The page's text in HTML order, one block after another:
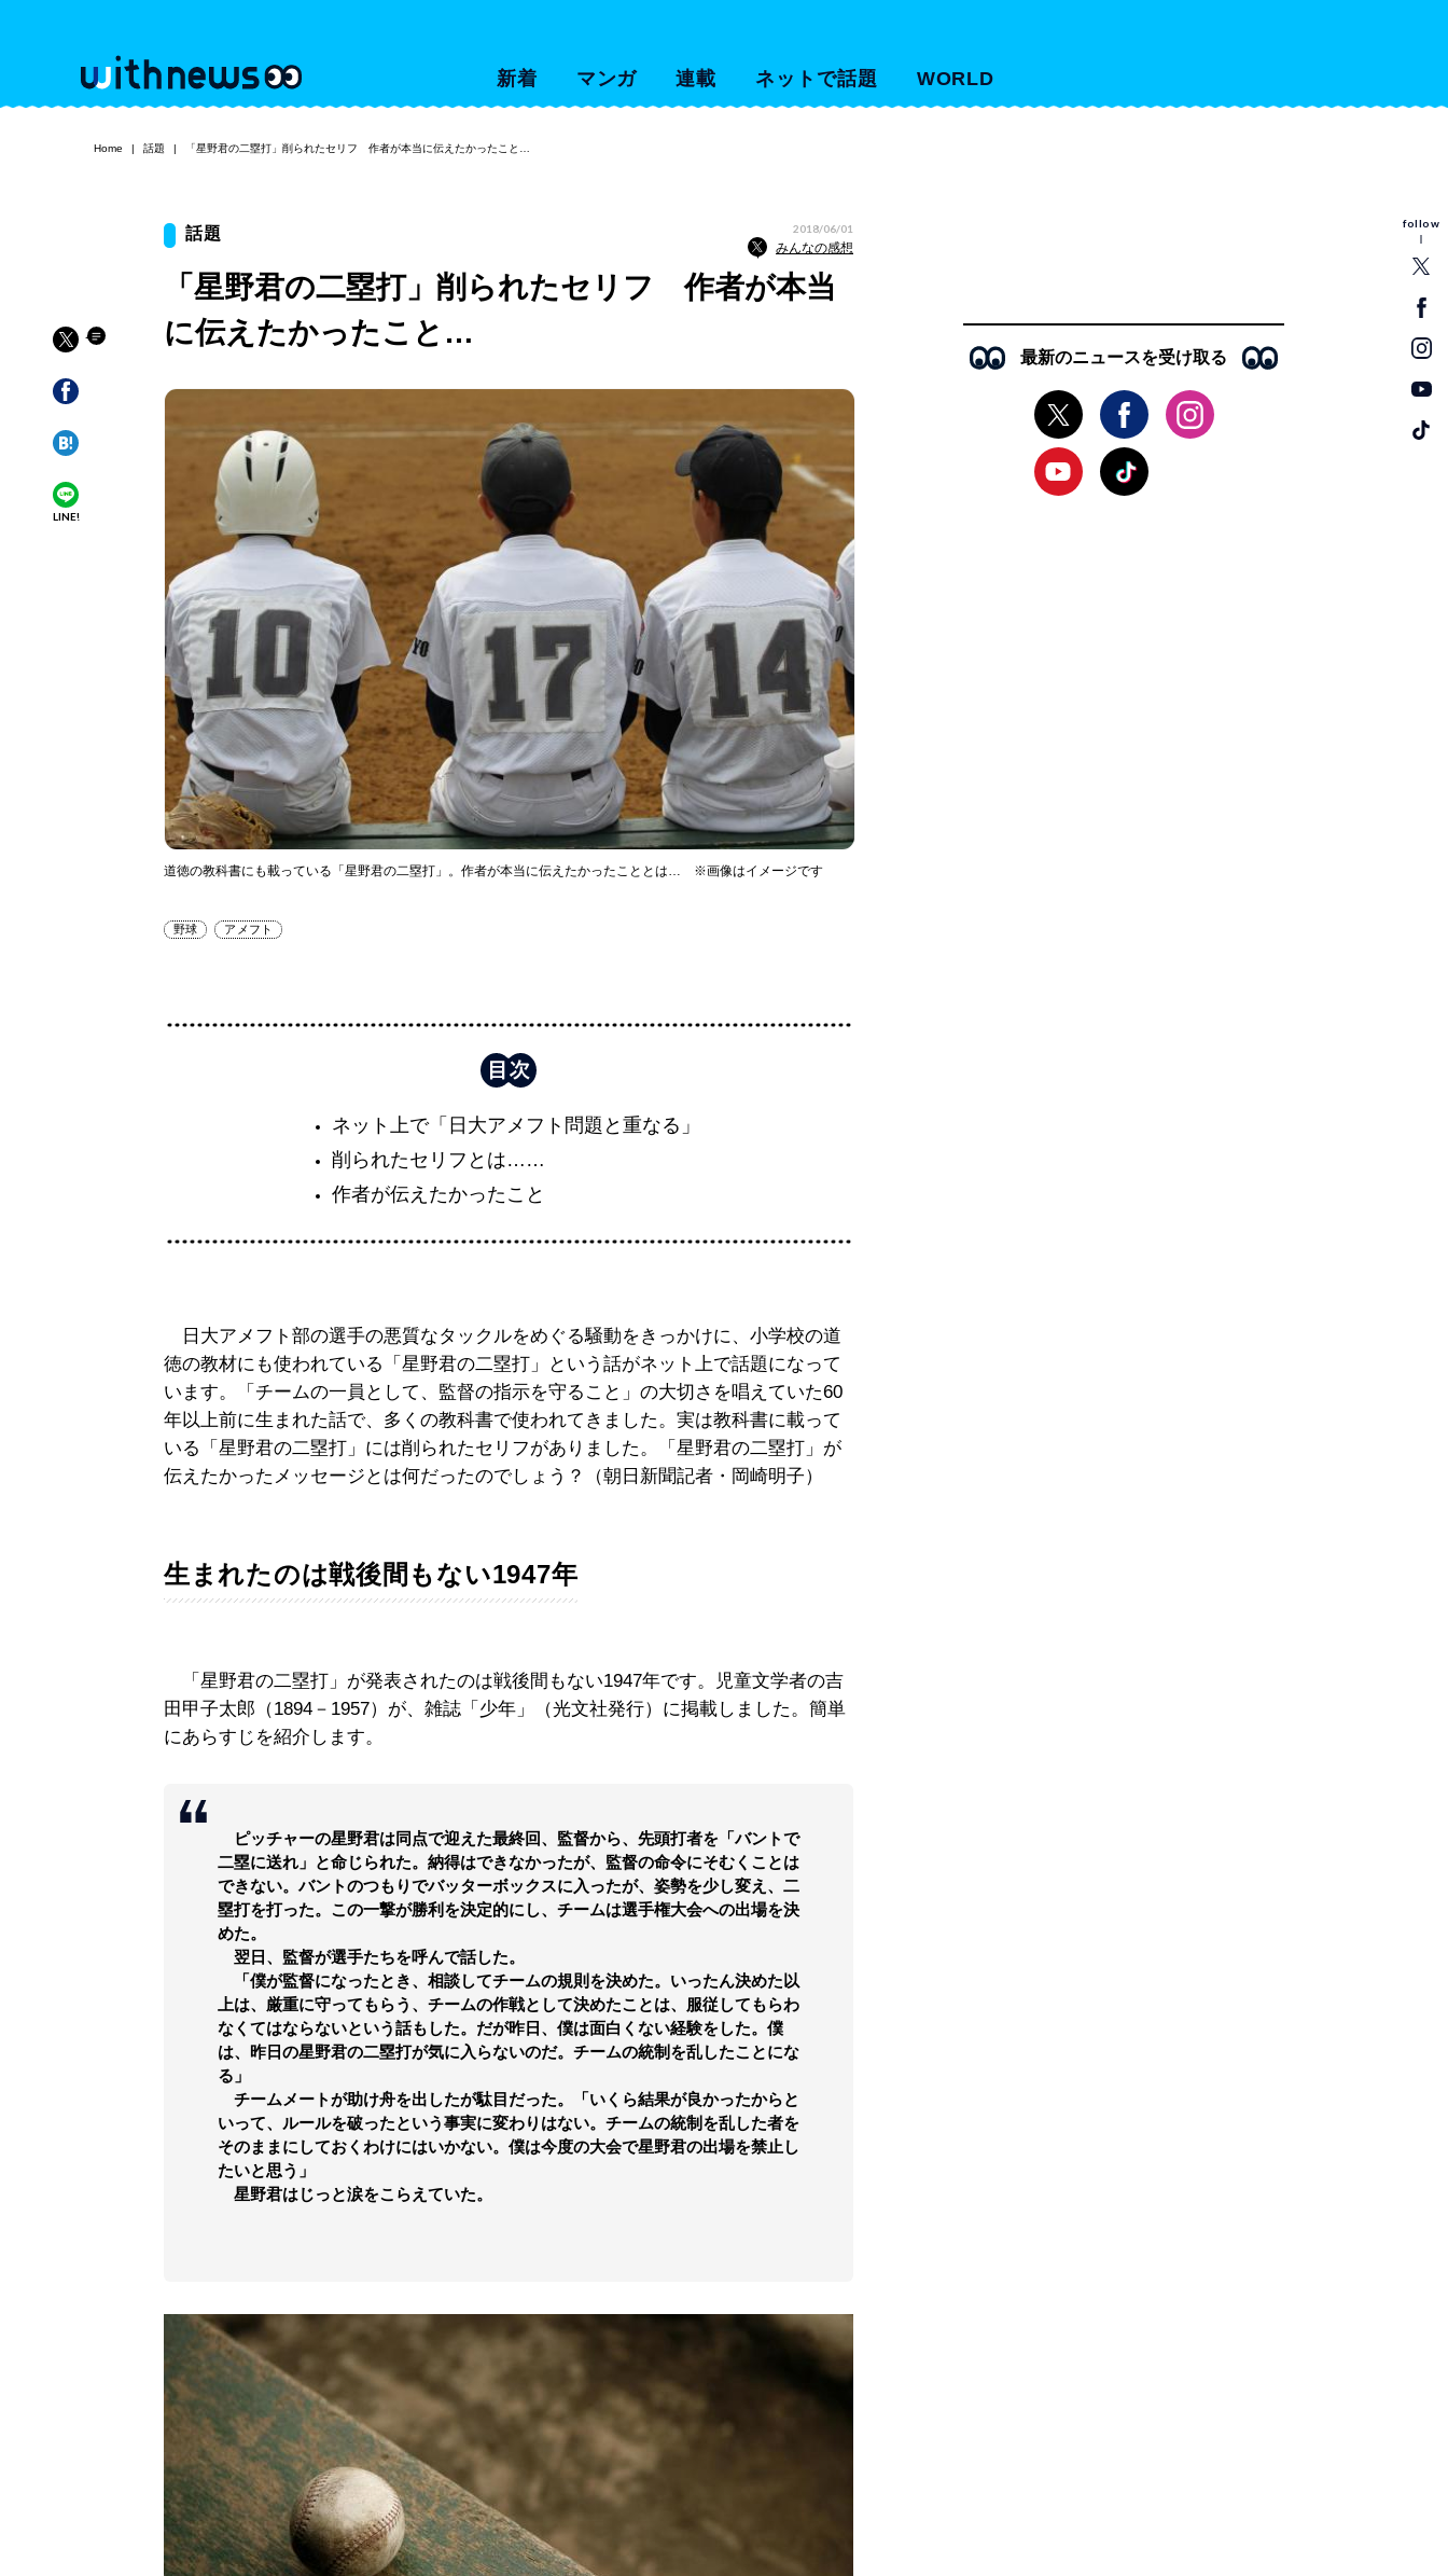
新着 マンガ 連載 ネットで話題 WORLD
follow
Home 話題 「星野君の二塁打」削られたセリフ 作者が本当に伝えたかったこと…
LINE!
話題 2018/06/01
みんなの感想
「星野君の二塁打」削られたセリフ 作者が本当
に伝えたかったこと…
道徳の教科書にも載っている「星野君の二塁打」。作者が本当に伝えたかったこととは… ※画像はイメージです
野球 アメフト
ネット上で「日大アメフト問題と重なる」
削られたセリフとは……
作者が伝えたかったこと
日大アメフト部の選手の悪質なタックルをめぐる騒動をきっかけに、小学校の道
徳の教材にも使われている「星野君の二塁打」という話がネット上で話題になって
います。「チームの一員として、監督の指示を守ること」の大切さを唱えていた60
年以上前に生まれた話で、多くの教科書で使われてきました。実は教科書に載って
いる「星野君の二塁打」には削られたセリフがありました。「星野君の二塁打」が
伝えたかったメッセージとは何だったのでしょう？（朝日新聞記者・岡崎明子）
生まれたのは戦後間もない1947年
「星野君の二塁打」が発表されたのは戦後間もない1947年です。児童文学者の吉
田甲子太郎（1894－1957）が、雑誌「少年」（光文社発行）に掲載しました。簡単
にあらすじを紹介します。
ピッチャーの星野君は同点で迎えた最終回、監督から、先頭打者を「バントで
二塁に送れ」と命じられた。納得はできなかったが、監督の命令にそむくことは
できない。バントのつもりでバッターボックスに入ったが、姿勢を少し変え、二
塁打を打った。この一撃が勝利を決定的にし、チームは選手権大会への出場を決
めた。
翌日、監督が選手たちを呼んで話した。
「僕が監督になったとき、相談してチームの規則を決めた。いったん決めた以
上は、厳重に守ってもらう、チームの作戦として決めたことは、服従してもらわ
なくてはならないという話もした。だが昨日、僕は面白くない経験をした。僕
は、昨日の星野君の二塁打が気に入らないのだ。チームの統制を乱したことにな
る」
チームメートが助け舟を出したが駄目だった。「いくら結果が良かったからと
いって、ルールを破ったという事実に変わりはない。チームの統制を乱した者を
そのままにしておくわけにはいかない。僕は今度の大会で星野君の出場を禁止し
たいと思う」
星野君はじっと涙をこらえていた。
最新のニュースを受け取る